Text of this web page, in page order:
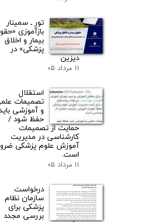
تور ـ سمینار
بازآموزی
بیمار و اخلاق
پزشکی» در
دیزین
۱۱ مرداد ۰۵
استقلال
تصمیمات
و آموزشی
حفظ شود /
حمایت از تصمیمات
کارشناسی در مدیریت
آموزش علوم پزشکی
است.
۱۱ مرداد ۰۵
درخواست
سازمان نظام
پزشکی برای
بررسی مجدد